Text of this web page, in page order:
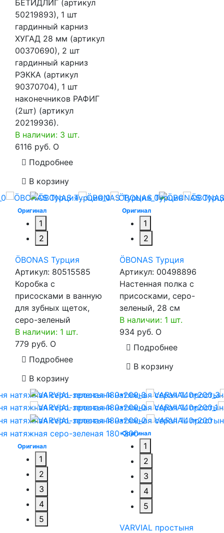
БЕТИДЛИГ (артикул
50219893), 1 шт
гардинный карниз
ХУГАД 28 мм (артикул
00370690), 2 шт
гардинный карниз
РЭККА (артикул
90370704), 1 шт
наконечников РАФИГ
(2шт) (артикул
20219936).
В наличии: 3 шт.
6116 руб. O
Подробнее
В корзину
Оригинал
1
2
ÖBONAS Турция
Артикул: 80515585
Коробка с
присосками в ванную
для зубных щеток,
серо-зеленый
В наличии: 1 шт.
779 руб. O
Подробнее
В корзину
Оригинал
1
2
ÖBONAS Турция
Артикул: 00498896
Настенная полка с
присосками, серо-
зеленый, 28 см
В наличии: 1 шт.
934 руб. O
Подробнее
В корзину
Оригинал
1
2
3
4
5
Оригинал
1
2
3
4
5
VARVIAL простыня